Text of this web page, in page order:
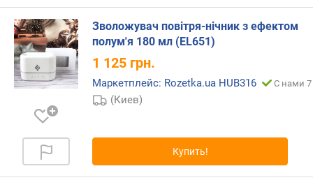
о
т
д
о
р
о
и
к
Зволожувач повітря-нічник з ефектом
полум'я 180 мл (EL651)
1 125 грн.
Маркетплейс: Rozetka.ua HUB316 С нами 7
(Киев)
Купить!